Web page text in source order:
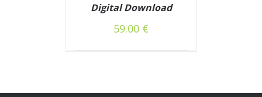
Digital Download
59.00 €